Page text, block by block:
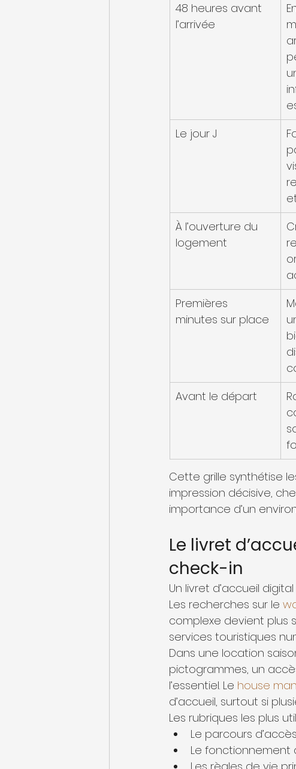
48 heures avant
l’arrivée
Le jour J
À l’ouverture du
logement
Premières
minutes sur place
Avant le départ
Cette grille synthétise
impression décisive,
importance d’un
Le livret
check-in
Un livret d’accueil
Les recherches sur le
complexe devient plus
services touristiques
Dans une location
pictogrammes, un
l’essentiel. Le house
d’accueil, surtout si
Les rubriques les plus
Le parcours
Le fonctionnement